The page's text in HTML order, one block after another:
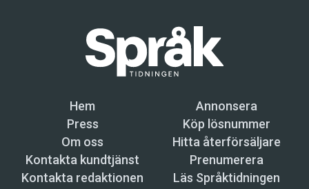
Hem
Annonsera
Press
Köp lösnummer
Om oss
Hitta återförsäljare
Kontakta kundtjänst
Prenumerera
Kontakta redaktionen
Läs Språktidningen